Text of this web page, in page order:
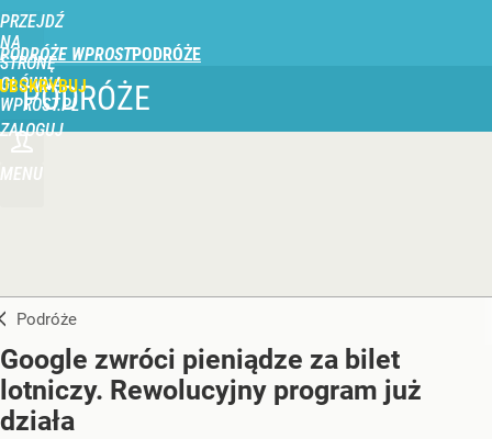
PRZEJDŹ
NA
STRONĘ
GŁÓWNĄ
WPROST.PL
PODRÓŻE WPROST
ZALOGUJ
MENU
PODRÓŻE
Podróże
Google zwróci pieniądze za bilet
lotniczy. Rewolucyjny program już
działa